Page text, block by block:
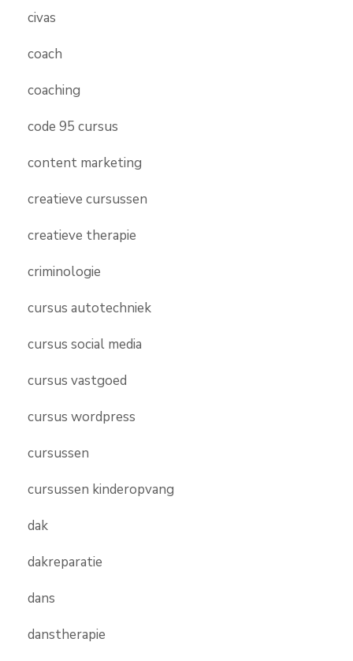
civas
coach
coaching
code 95 cursus
content marketing
creatieve cursussen
creatieve therapie
criminologie
cursus autotechniek
cursus social media
cursus vastgoed
cursus wordpress
cursussen
cursussen kinderopvang
dak
dakreparatie
dans
danstherapie